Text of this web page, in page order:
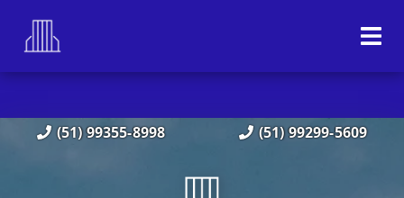
(51) 99355-8998 (51) 99299-5609